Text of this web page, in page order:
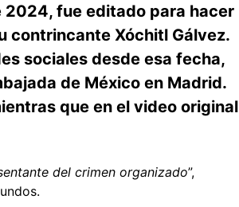
2024, fue editado para hacer
contrincante Xóchitl Gálvez.
sociales desde esa fecha,
de México en Madrid.
que en el video original
del crimen organizado”,